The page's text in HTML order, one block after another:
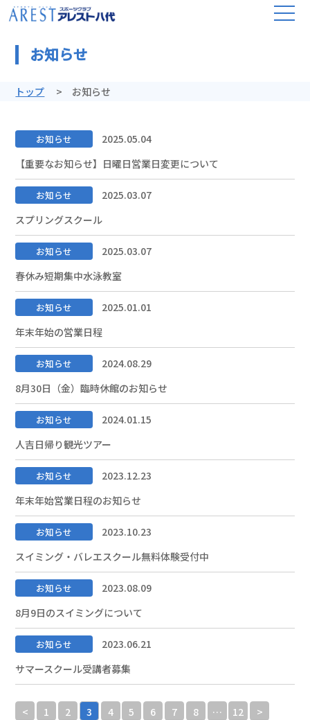
お知らせ
トップ お知らせ
お知らせ
2025.05.04
【重要なお知らせ】日曜日営業日変更について
お知らせ
2025.03.07
スプリングスクール
お知らせ
2025.03.07
春休み短期集中水泳教室
お知らせ
2025.01.01
年末年始の営業日程
お知らせ
2024.08.29
8月30日（金）臨時休館のお知らせ
お知らせ
2024.01.15
人吉日帰り観光ツアー
お知らせ
2023.12.23
年末年始営業日程のお知らせ
お知らせ
2023.10.23
スイミング・バレエスクール無料体験受付中
お知らせ
2023.08.09
8月9日のスイミングについて
お知らせ
2023.06.21
サマースクール受講者募集
< 1 2 3 4 5 6 7 8 … 12 >